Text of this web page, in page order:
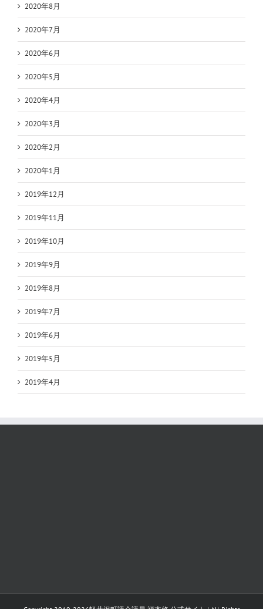
2020年8月
2020年7月
2020年6月
2020年5月
2020年4月
2020年3月
2020年2月
2020年1月
2019年12月
2019年11月
2019年10月
2019年9月
2019年8月
2019年7月
2019年6月
2019年5月
2019年4月